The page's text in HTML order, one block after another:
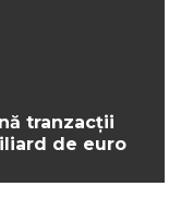
tranzacții
de euro